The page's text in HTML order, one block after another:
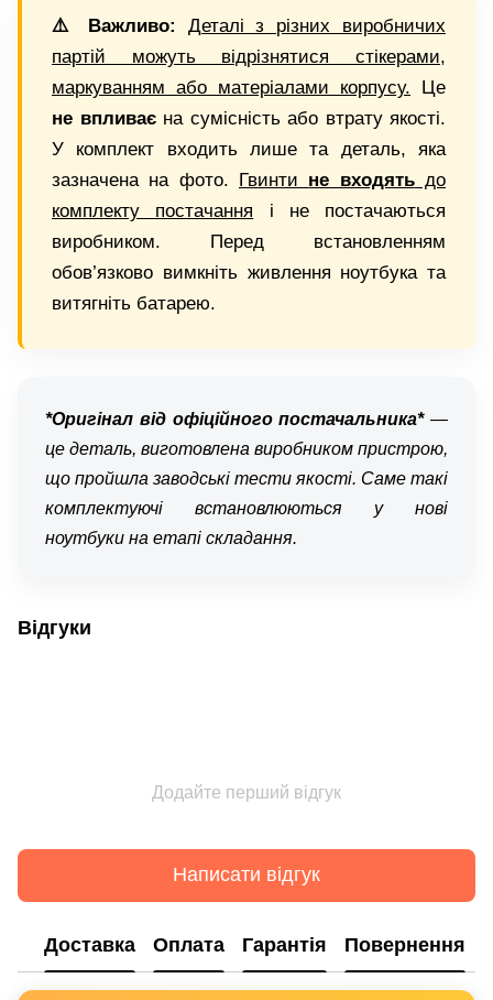
⚠️ Важливо:
Деталі з різних виробничих
партій можуть відрізнятися стікерами,
маркуванням або матеріалами корпусу. Це
не впливаєна сумісність або втрату якості.
У комплект входить лише та деталь, яка
зазначена на фото. Гвинти не входятьдо
комплекту постачання і не постачаються
виробником. Перед встановленням
обов’язково вимкніть живлення ноутбука та
витягніть батарею.
*Оригінал від офіційного постачальника*—
це деталь, виготовлена виробником пристрою,
що пройшла заводські тести якості. Саме такі
комплектуючі встановлюються у нові
ноутбуки на етапі складання.
Відгуки
Додайте перший відгук
Написати відгук
Доставка Оплата Гарантія Повернення